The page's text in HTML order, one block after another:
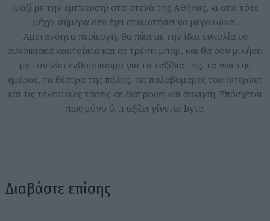
(μαζί με την έμπνευση) στα στενά της Αθήνας, κι από τότε
μέχρι σήμερα δεν έχει σταματήσει να μεγαλώνει.
Αμετανόητα περίεργη, θα πάει με την ίδια ευκολία σε
συνοικιακά κουτούκια και σε τρέντι μπαρ, και θα σου μιλήσει
με τον ίδιο ενθουσιασμό για τα ταξίδια της, τα νέα της
ημέρας, τα θέατρα της πόλης, τις παλαβομάρες του ίντερνετ
και τις τελευταίες τάσεις σε διατροφή και άσκηση. Υπόσχεται
πως μόνο ό,τι αξίζει γίνεται byte.
Διαβάστε επίσης